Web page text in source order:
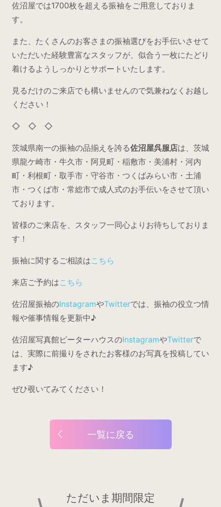
佐沼屋では1700枚を超える振袖をご用意しておりま
す。
また、たくさんのお客さまの振袖選びをお手伝いさせて
いただいた経験豊富なスタッフが、似合う一枚にたどり
着けるようしっかりとサポートいたします。
見るだけのご来店でも構いませんので気兼ねなくお越し
ください！
◇ ◇ ◇
茨城県南一の振袖の品揃えを誇る佐沼屋呉服店は、茨城
県龍ケ崎市・牛久市・阿見町・稲敷市・美浦村・河内
町・利根町・取手市・守谷市・つくばみらい市・土浦
市・つくば市・常総市で成人式のお手伝いをさせて頂い
ております。
皆様のご来店を、スタッフ一同心よりお待ちしておりま
す！
振袖に関するご相談はこちら
来店ご予約はこちら
佐沼屋振袖のInstagramやTwitterでは、振袖の役立つ情
報や催事情報を更新中♪
佐沼屋写真館ピーターハウスのInstagramやTwitterで
は、実際に前撮りをされたお客様のお写真を投稿してい
ます♪
ぜひ覗いてみてください！
一覧に戻る
ただいま期間限定